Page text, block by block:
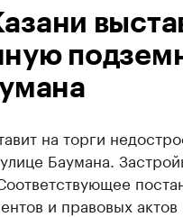
на торги
Баумана.
и правовых актов